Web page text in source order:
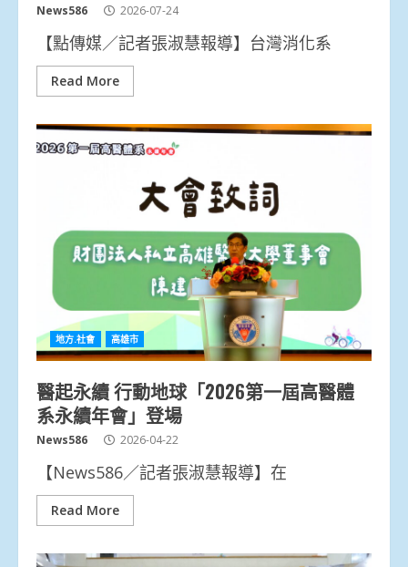
News586 2026-07-24
【點傳媒／記者張淑慧報導】台灣消化系
Read More
地方.社會 高雄市
醫起永續 行動地球「2026第一屆高醫體
系永續年會」登場
News586 2026-04-22
【News586／記者張淑慧報導】在
Read More